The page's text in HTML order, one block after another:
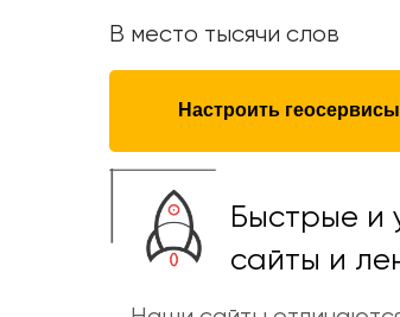
В место тысячи слов
Настроить геосервисы
Быстрые и
сайты и